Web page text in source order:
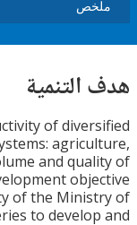
of
systems:
volume and
development
of the
Fisheries to